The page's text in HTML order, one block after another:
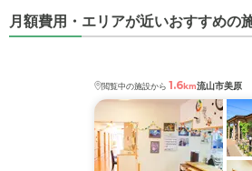
月額費用・エリアが近いおすすめの
閲覧中の施設から 1.6km流山市美原